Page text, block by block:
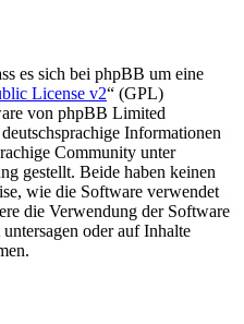
es sich bei phpBB um eine
License v2“ (GPL)
von phpBB Limited
Informationen
Community unter
gestellt. Beide haben keinen
wie die Software verwendet
die Verwendung der Software
oder auf Inhalte